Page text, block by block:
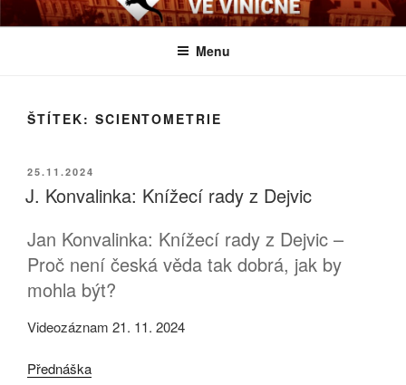
k
BIOLOGICKÉ ČTVRTKY VE
Určeno všem zájemcům o evoluci a obecnější biologická témata
Menu
ŠTÍTEK: SCIENTOMETRIE
PUBLIKOVÁNO
25.11.2024
J. Konvalinka: Knížecí rady z Dejvic
Jan Konvalinka: Knížecí rady z Dejvic –
Proč není česká věda tak dobrá, jak by
mohla být?
Videozáznam 21. 11. 2024
Přednáška